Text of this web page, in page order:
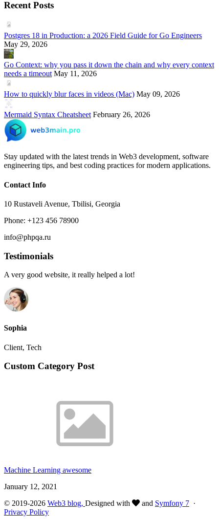
Recent Posts
Postgres 18 in Production: a 2026 Field Guide for Go Engineers
May 29, 2026
Go Context: why you pass it down the chain and why every context
needs a timeout May 11, 2026
How to quickly blur faces in videos (Mac) May 09, 2026
Mermaid Syntax Cheatsheet February 26, 2026
Stay updated with the latest trends in Web3 development, software
engineering tips, and best coding practices for modern applications.
Contact Info
10 Rustaveli Avenue, Tbilisi, Georgia
Phone: +123 456 78900
info@phpqa.ru
Testimonials
A very good website, it really helped a lot!
Sophia
Client, Tech
Custom Category Post
Machine Learning awesome
January 12, 2021
© 2019-2026 Web3 blog, Designed with and Symfony 7 ·
Privacy Policy